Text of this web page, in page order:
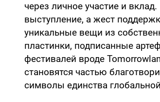
через личное участие и
выступление, а жест
уникальные вещи из
пластинки, подписанные
фестивалей вроде
становятся частью
символы единства